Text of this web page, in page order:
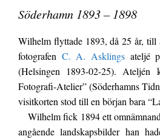
Söderhamn 1893 – 1898
Wilhelm flyttade 1893, då 25 år, till
fotografen C. A. Asklingsateljé
(Helsingen 1893-02-25). Ateljén
Fotografi-Atelier” (Söderhamns
visitkorten stod till en början bara
Wilhelm fick 1894 ett
angående landskapsbilder han